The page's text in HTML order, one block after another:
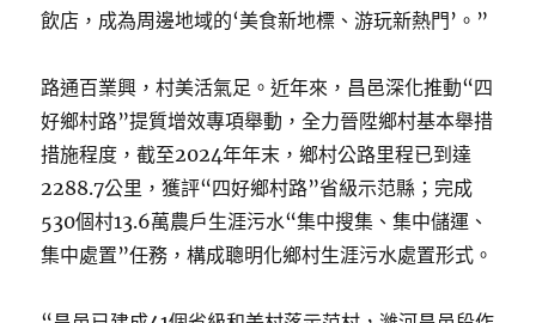
飲店，成為周邊地域的‘美食新地標、游玩新熱門’。”
路通百業興，村美活氣足。近年來，昌邑深化推動“四
好鄉村路”提質增效專項舉動，全力晉陞鄉村基本舉措
措施程度，截至2024年年末，鄉村公路里程已到達
2288.7公里，獲評“四好鄉村路”省級示范縣；完成
530個村13.6萬農戶生涯污水“集中搜集、集中儲運、
集中處置”任務，構成聰明化鄉村生涯污水處置形式。